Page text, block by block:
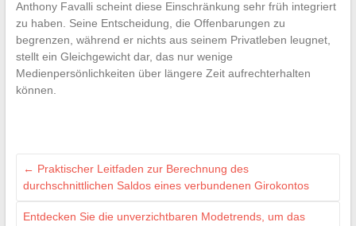
Anthony Favalli scheint diese Einschränkung sehr früh integriert
zu haben. Seine Entscheidung, die Offenbarungen zu
begrenzen, während er nichts aus seinem Privatleben leugnet,
stellt ein Gleichgewicht dar, das nur wenige
Medienpersönlichkeiten über längere Zeit aufrechterhalten
können.
← Praktischer Leitfaden zur Berechnung des
durchschnittlichen Saldos eines verbundenen Girokontos
Entdecken Sie die unverzichtbaren Modetrends, um das